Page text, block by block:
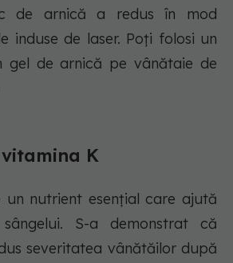
de arnică a redus în mod
induse de laser. Poți folosi un
gel de arnică pe vânătaie de
vitamina K
un nutrient esențial care ajută
S-a demonstrat că
severitatea vânătăilor după